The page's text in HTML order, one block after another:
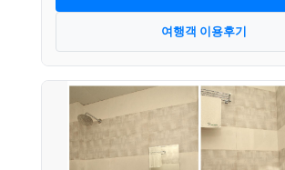
여행객 이용후기